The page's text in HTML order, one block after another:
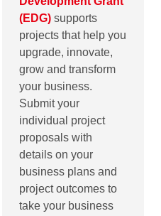
(EDG) supports
projects that help you
upgrade, innovate,
grow and transform
your business.
Submit your
individual project
proposals with
details on your
business plans and
project outcomes to
take your business